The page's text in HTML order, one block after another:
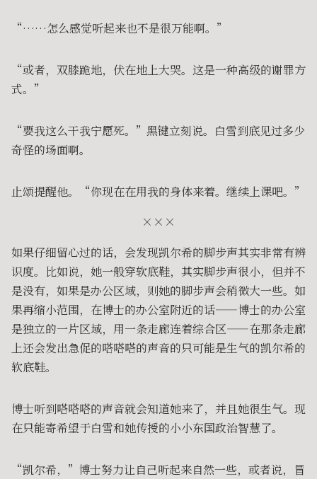
“……怎么感觉听起来也不是很万能啊。”
“或者，双膝跪地，伏在地上大哭。这是一种高级的谢罪方
式。”
“要我这么干我宁愿死。”黑键立刻说。白雪到底见过多少
奇怪的场面啊。
止颂提醒他。“你现在在用我的身体来着。继续上课吧。”
×××
如果仔细留心过的话，会发现凯尔希的脚步声其实非常有辨
识度。比如说，她一般穿软底鞋，其实脚步声很小，但并不
是没有，如果是办公区域，则她的脚步声会稍微大一些。如
果再缩小范围，在博士的办公室附近的话——博士的办公室
是独立的一片区域，用一条走廊连着综合区——在那条走廊
上还会发出急促的嗒嗒嗒的声音的只可能是生气的凯尔希的
软底鞋。
博士听到嗒嗒嗒的声音就会知道她来了，并且她很生气。现
在只能寄希望于白雪和她传授的小小东国政治智慧了。
“凯尔希，”博士努力让自己听起来自然一些，或者说，冒